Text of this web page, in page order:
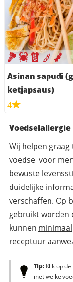
Asinan sapudi
ketjapsaus)
4
Wij helpen graag
voedsel voor
bewuste
duidelijke
verschaffen. Op
gebruikt worden
kunnen minimaal
receptuur
Tip:Klik op de
met welke